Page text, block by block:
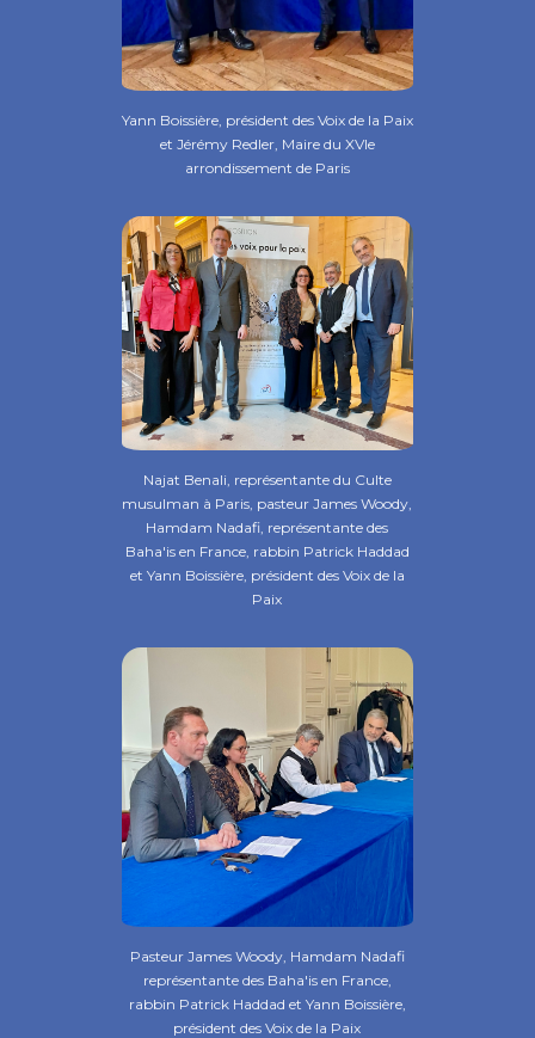
Yann Boissière, président des Voix de la Paix
et Jérémy Redler, Maire du XVIe
arrondissement de Paris
Najat Benali, représentante du Culte
musulman à Paris, pasteur James Woody,
Hamdam Nadafi, représentante des
Baha'is en France, rabbin Patrick Haddad
et Yann Boissière, président des Voix de la
Paix
Pasteur James Woody, Hamdam Nadafi
représentante des Baha'is en France,
rabbin Patrick Haddad et Yann Boissière,
président des Voix de la Paix